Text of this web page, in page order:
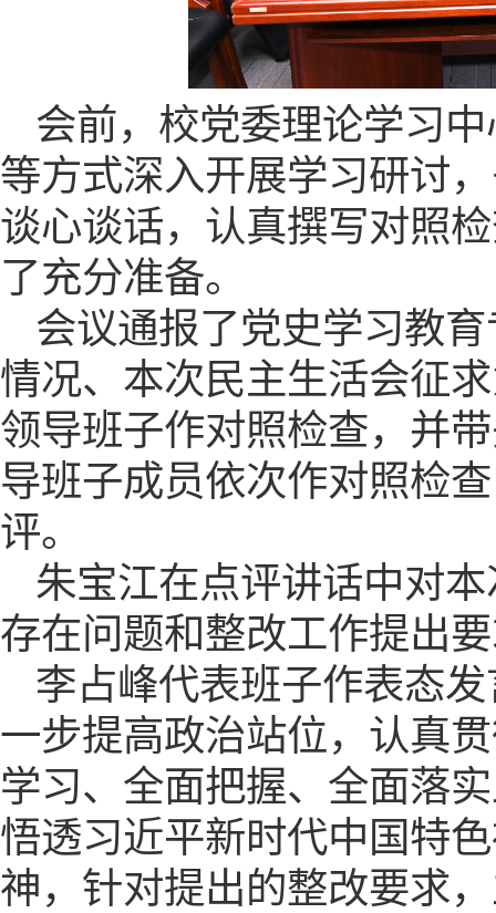
会前，校党委理论学习
等方式深入开展学习研讨
谈心谈话，认真撰写对照
了充分准备。
会议通报了党史学习教
情况、本次民主生活会征
领导班子作对照检查，并
导班子成员依次作对照检
评。
朱宝江在点评讲话中对
存在问题和整改工作提出
李占峰代表班子作表态
一步提高政治站位，认真
学习、全面把握、全面落
悟透习近平新时代中国特
神，针对提出的整改要求